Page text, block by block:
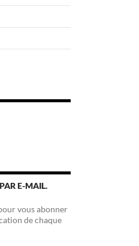
E-MAIL.
vous abonner
de chaque